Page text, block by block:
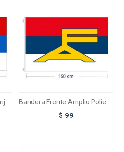
Bandera Frente Amplio Franjas 150-90 Bandera Frente Amplio Poliester 150-90
$ 99